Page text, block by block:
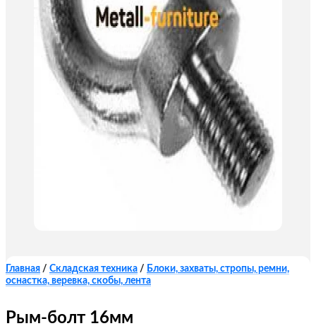
Главная / Складская техника / Блоки, захваты, стропы, ремни,
оснастка, веревка, скобы, лента
Рым-болт 16мм